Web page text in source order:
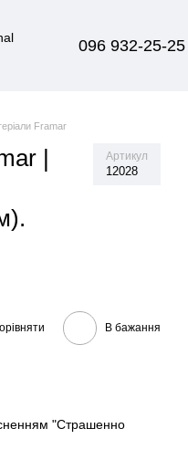
096 932-25-25
Framar
|
Артикул
12028
В бажання
"Страшенно